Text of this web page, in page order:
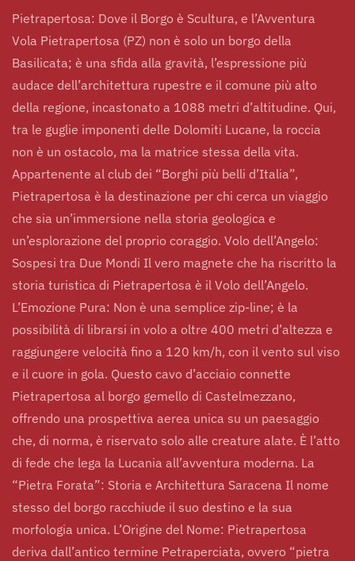
Esplora la Regione Basilicata Il Borgo Dettagli
Esperienze
Pietrapertosa: Dove il Borgo è Scultura, e l’Avventura
Vola Pietrapertosa (PZ) non è solo un borgo della
Basilicata; è una sfida alla gravità, l’espressione più
audace dell’architettura rupestre e il comune più alto
della regione, incastonato a 1088 metri d’altitudine. Qui,
tra le guglie imponenti delle Dolomiti Lucane, la roccia
non è un ostacolo, ma la matrice stessa della vita.
Appartenente al club dei “Borghi più belli d’Italia”,
Pietrapertosa è la destinazione per chi cerca un viaggio
che sia un’immersione nella storia geologica e
un’esplorazione del proprio coraggio. Volo dell’Angelo:
Sospesi tra Due Mondi Il vero magnete che ha riscritto la
storia turistica di Pietrapertosa è il Volo dell’Angelo.
L’Emozione Pura: Non è una semplice zip-line; è la
possibilità di librarsi in volo a oltre 400 metri d’altezza e
raggiungere velocità fino a 120 km/h, con il vento sul viso
e il cuore in gola. Questo cavo d’acciaio connette
Pietrapertosa al borgo gemello di Castelmezzano,
offrendo una prospettiva aerea unica su un paesaggio
che, di norma, è riservato solo alle creature alate. È l’atto
di fede che lega la Lucania all’avventura moderna. La
“Pietra Forata”: Storia e Architettura Saracena Il nome
stesso del borgo racchiude il suo destino e la sua
morfologia unica. L’Origine del Nome: Pietrapertosa
deriva dall’antico termine Petraperciata, ovvero “pietra